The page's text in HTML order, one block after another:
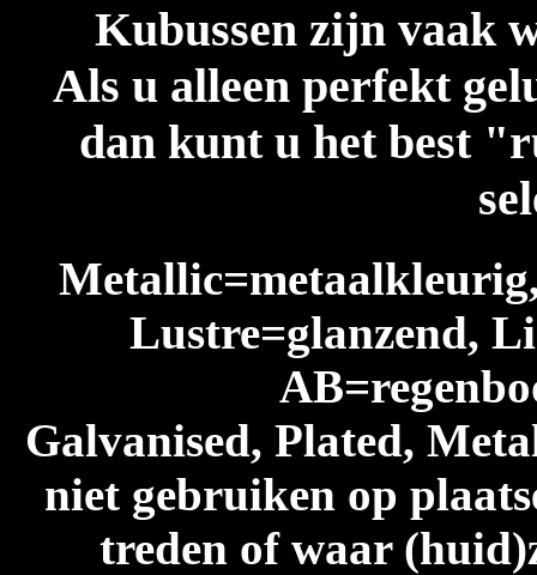
Kubussen zijn vaak
Als u alleen perfekt
dan kunt u het best
Lustre=glanzend,
Galvanised, Plated,
niet gebruiken op
treden of waar